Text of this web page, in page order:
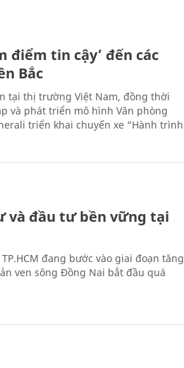
điểm tin cậy’ đến các
Bắc
tại thị trường Việt Nam, đồng thời
và phát triển mô hình Văn phòng
triển khai chuyến xe “Hành trình
và đầu tư bền vững tại
đang bước vào giai đoạn tăng
ven sông Đồng Nai bắt đầu quá